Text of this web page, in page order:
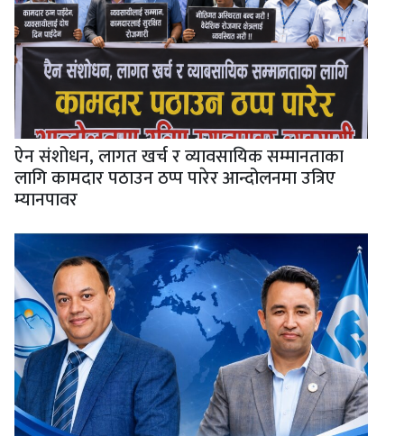
ऐन संशोधन, लागत खर्च र व्यावसायिक सम्मानताका
लागि कामदार पठाउन ठप्प पारेर आन्दोलनमा उत्रिए
म्यानपावर